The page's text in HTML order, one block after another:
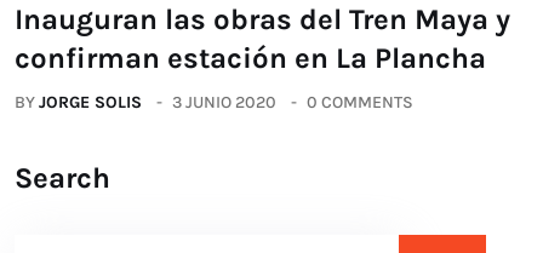
Inauguran las obras del Tren Maya y
confirman estación en La Plancha
BYJORGE SOLIS 3 JUNIO 2020 0 COMMENTS
Search